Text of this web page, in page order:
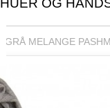
HUER OG
GRÅ MELANGE